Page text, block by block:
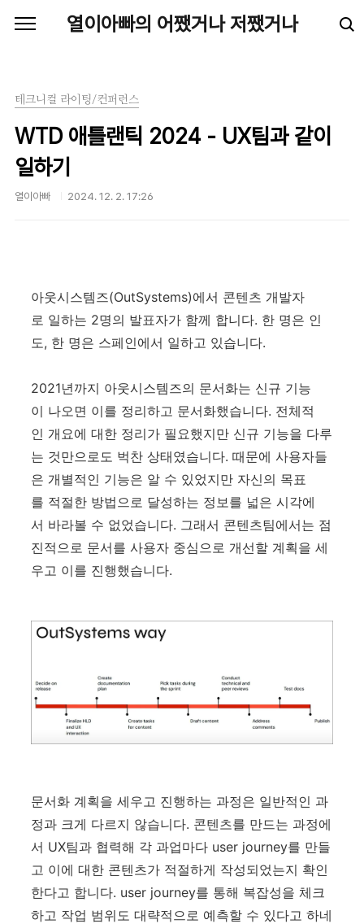
열이아빠의 어쨌거나 저쨌거나
테크니컬 라이팅/컨퍼런스
WTD 애틀랜틱 2024 - UX팀과 같이
일하기
열이아빠 2024. 12. 2. 17:26
아웃시스템즈(OutSystems)에서 콘텐츠 개발자
로 일하는 2명의 발표자가 함께 합니다. 한 명은 인
도, 한 명은 스페인에서 일하고 있습니다.
2021년까지 아웃시스템즈의 문서화는 신규 기능
이 나오면 이를 정리하고 문서화했습니다. 전체적
인 개요에 대한 정리가 필요했지만 신규 기능을 다루
는 것만으로도 벅찬 상태였습니다. 때문에 사용자들
은 개별적인 기능은 알 수 있었지만 자신의 목표
를 적절한 방법으로 달성하는 정보를 넓은 시각에
서 바라볼 수 없었습니다. 그래서 콘텐츠팀에서는 점
진적으로 문서를 사용자 중심으로 개선할 계획을 세
우고 이를 진행했습니다.
문서화 계획을 세우고 진행하는 과정은 일반적인 과
정과 크게 다르지 않습니다. 콘텐츠를 만드는 과정에
서 UX팀과 협력해 각 과업마다 user journey를 만들
고 이에 대한 콘텐츠가 적절하게 작성되었는지 확인
한다고 합니다. user journey를 통해 복잡성을 체크
하고 작업 범위도 대략적으로 예측할 수 있다고 하네